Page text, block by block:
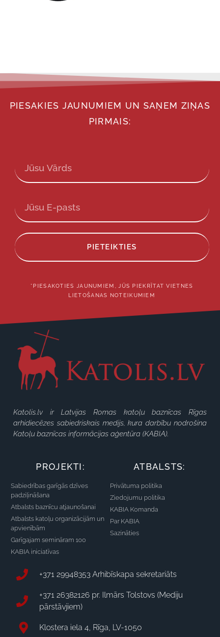
PIESAKIES JAUNUMIEM UN SAŅEM ZIŅAS
PIRMAIS:
PIETEIKTIES
*PIESAKOTIES JAUNUMIEM, JŪS PIEKRĪTAT VIETNES
LIETOŠANAS NOTEIKUMIEM
Katolis.lv ir Latvijas Romas katoļu baznīcas Rīgas
arhidiecēzes sabiedriskais medijs, kura darbību nodrošina
Katoļu baznīcas informācijas aģentūra (KABIA).
PROJEKTI:
Sabiedrības garīgās dzīves
padziļināšana
Atbalsts baznīcu atjaunošanai
Atbalsts katoļu organizācijām un
apvienībām
Garīgajam semināram 100
KABIA iniciatīvas
ATBALSTS:
Privātuma politika
Ziedojumu politika
KABIA Komanda
Par KABIA
Sazināties
+371 29948353 Arhibīskapa sekretariāts
+371 26382126 pr. Ilmārs Tolstovs (Mediju
pārstāvjiem)
Klostera iela 4, Rīga, LV-1050